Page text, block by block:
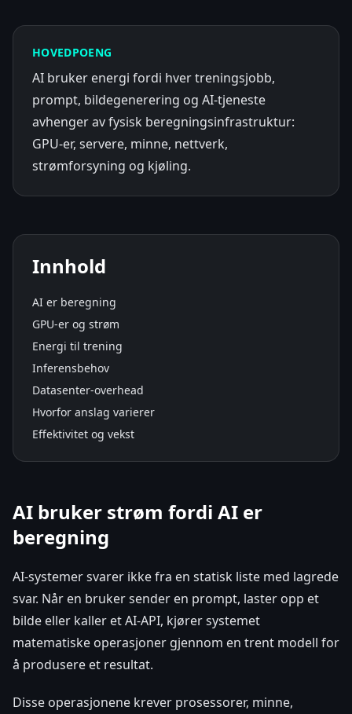
HOVEDPOENG
AI bruker energi fordi hver treningsjobb,
prompt, bildegenerering og AI-tjeneste
avhenger av fysisk beregningsinfrastruktur:
GPU-er, servere, minne, nettverk,
strømforsyning og kjøling.
Innhold
AI er beregning
GPU-er og strøm
Energi til trening
Inferensbehov
Datasenter-overhead
Hvorfor anslag varierer
Effektivitet og vekst
AI bruker strøm fordi AI er
beregning
AI-systemer svarer ikke fra en statisk liste med lagrede
svar. Når en bruker sender en prompt, laster opp et
bilde eller kaller et AI-API, kjører systemet
matematiske operasjoner gjennom en trent modell for
å produsere et resultat.
Disse operasjonene krever prosessorer, minne,